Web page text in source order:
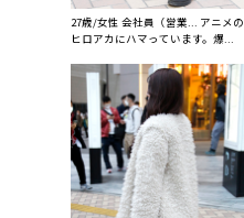
27歳/女性 会社員（営業... アニメの
ヒロアカにハマっています。爆...